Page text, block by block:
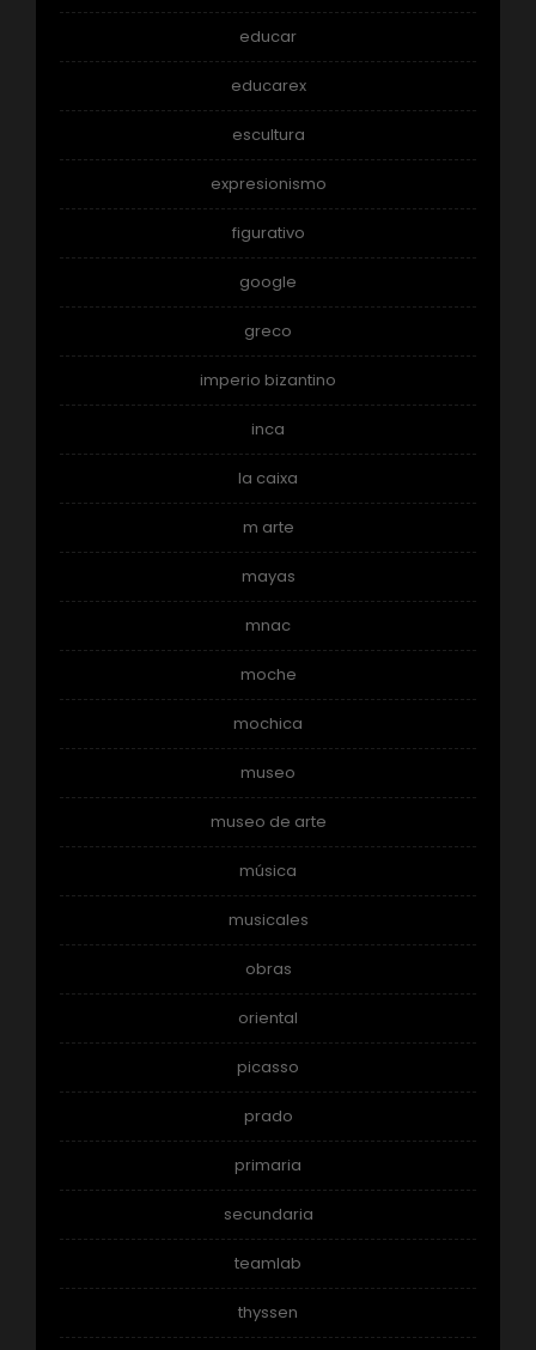
educar
educarex
escultura
expresionismo
figurativo
google
greco
imperio bizantino
inca
la caixa
m arte
mayas
mnac
moche
mochica
museo
museo de arte
música
musicales
obras
oriental
picasso
prado
primaria
secundaria
teamlab
thyssen